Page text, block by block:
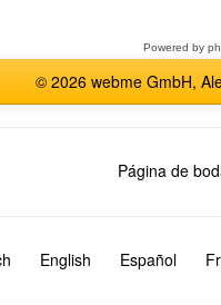
Powered by
© 2026 webme GmbH,
Página de
English Español